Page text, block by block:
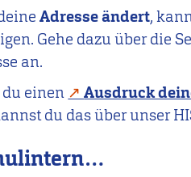
Adresse ändert,
Gehe dazu über die
an.
einen
Ausdruck
du das über unser